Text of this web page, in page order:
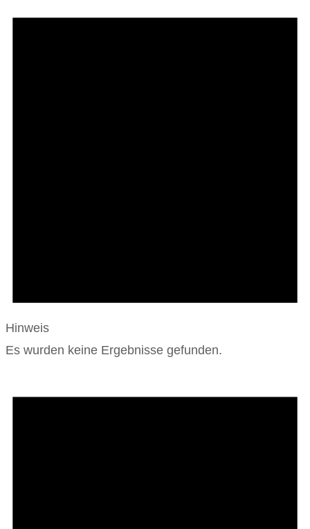
Hinweis
Es wurden keine Ergebnisse gefunden.